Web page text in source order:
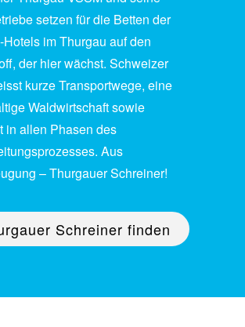
setzen für die Betten der
im Thurgau auf den
der hier wächst. Schweizer
kurze Transportwege, eine
Waldwirtschaft sowie
in allen Phasen des
Aus
– Thurgauer Schreiner!
Schreiner finden